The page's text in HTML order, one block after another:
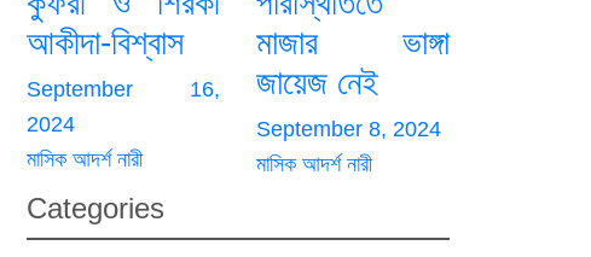
আকীদা-বিশ্বাস
September 16,
2024
মাসিক আদর্শ নারী
মাজার ভাঙ্গা
জায়েজ নেই
September 8, 2024
মাসিক আদর্শ নারী
Categories